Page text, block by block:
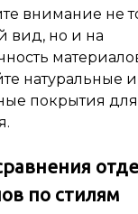
внимание не
вид, но и на
натуральные и
покрытия для
по стилям